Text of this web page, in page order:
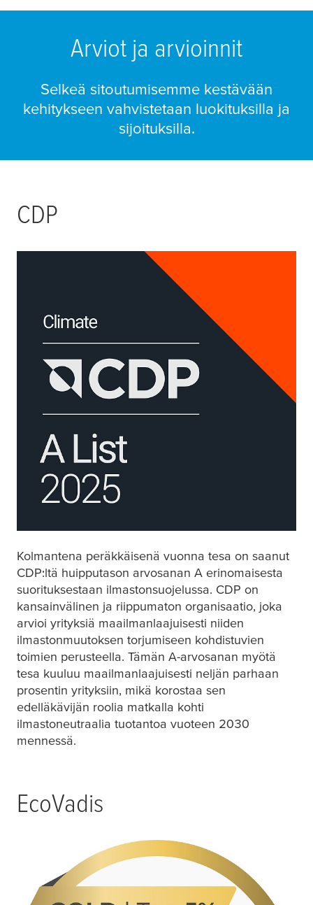
Arviot ja arvioinnit
Selkeä sitoutumisemme kestävään
kehitykseen vahvistetaan luokituksilla ja
sijoituksilla.
CDP
Kolmantena peräkkäisenä vuonna tesa on saanut
CDP:ltä huipputason arvosanan A erinomaisesta
suorituksestaan ilmastonsuojelussa. CDP on
kansainvälinen ja riippumaton organisaatio, joka
arvioi yrityksiä maailmanlaajuisesti niiden
ilmastonmuutoksen torjumiseen kohdistuvien
toimien perusteella. Tämän A-arvosanan myötä
tesa kuuluu maailmanlaajuisesti neljän parhaan
prosentin yrityksiin, mikä korostaa sen
edelläkävijän roolia matkalla kohti
ilmastoneutraalia tuotantoa vuoteen 2030
mennessä.
EcoVadis